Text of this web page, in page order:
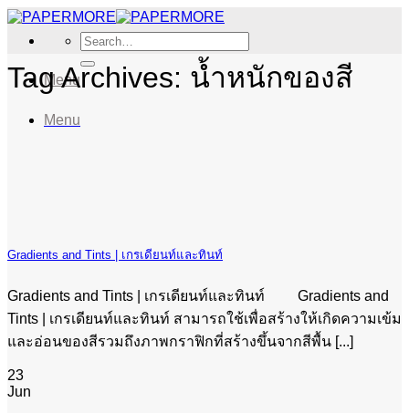
Skip
content
Search
for:
Menu
Menu
Tag Archives: น้ำหนักของสี
Gradients and Tints | เกรเดียนท์และทินท์
Gradients and Tints | เกรเดียนท์และทินท์ Gradients and
Tints | เกรเดียนท์และทินท์ สามารถใช้เพื่อสร้างให้เกิดความเข้ม
และอ่อนของสีรวมถึงภาพกราฟิกที่สร้างขึ้นจากสีพื้น [...]
23
Jun